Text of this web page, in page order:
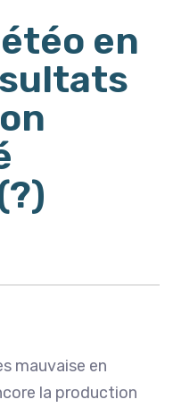
en
mauvaise en
la production